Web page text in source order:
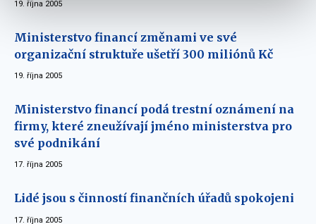
19. října 2005
Ministerstvo financí změnami ve své
organizační struktuře ušetří 300 miliónů Kč
19. října 2005
Ministerstvo financí podá trestní oznámení na
firmy, které zneužívají jméno ministerstva pro
své podnikání
17. října 2005
Lidé jsou s činností finančních úřadů spokojeni
17. října 2005